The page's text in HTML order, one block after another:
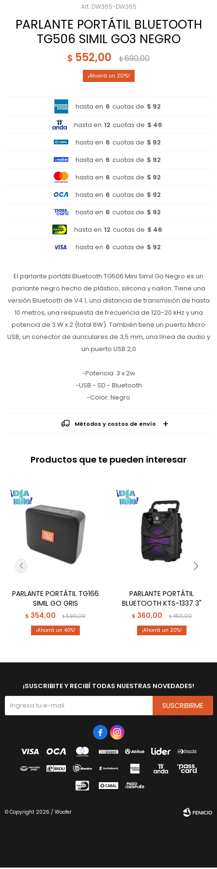
DW365-DW365
PARLANTE PORTÁTIL BLUETOOTH
TG506 SIMIL GO3 NEGRO
$ 552,00 $690,00
20
hasta en 6 cuotas de $ 92
hasta en 12 cuotas de $ 46
hasta en 6 cuotas de $ 92
hasta en 6 cuotas de $ 92
hasta en 6 cuotas de $ 92
hasta en 6 cuotas de $ 92
hasta en 6 cuotas de $ 92
hasta en 12 cuotas de $ 46
hasta en 6 cuotas de $ 92
El parlante portátil Bluetooth TG506 Mini Simil Go Negro es un
parlante negro hecho de plástico, silicona y nailon. Tiene una
versión Bluetooth de V4.1, una distancia de transmisión de hasta
10 metros, una respuesta de frecuencia de 120-20 kHz y una
potencia de 3 W x 2 (total 6W). También tiene un puerto Micro
USB, un conector de auriculares de 3,5 mm, una línea de audio y
un puerto USB 2,0
-Potencia: 3 x 2w
-USB - SD - Bluetooth
-Color: Negro
Métodos y costos de envío
Productos que te pueden interesar
PARLANTE PORTÁTIL TG166
SIMIL GO GRIS
$ 354,00 $590,00
40
PARLANTE PORTÁTIL
BLUETOOTH KTS-1337 3"
$ 360,00 $450,00
20
¡SUSCRIBITE Y RECIBÍ TODAS NUESTRAS NOVEDADES!
SUSCRIBIRME
 
© Copyright 2026 / Woofer